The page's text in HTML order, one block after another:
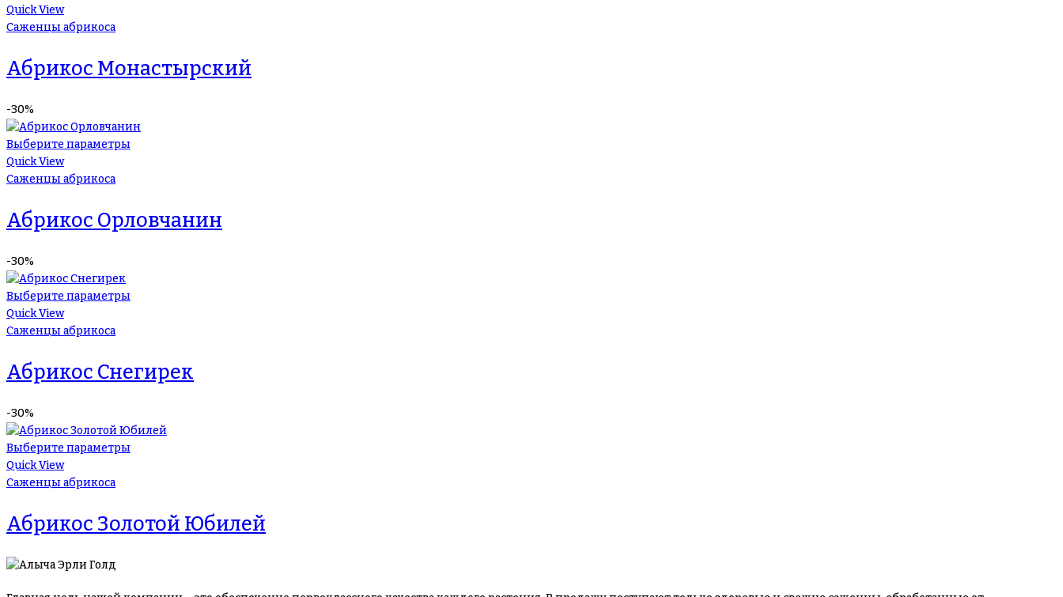
Quick View
Саженцы абрикоса
Абрикос Монастырский
-30%
Выберите параметры
Quick View
Саженцы абрикоса
Абрикос Орловчанин
-30%
Выберите параметры
Quick View
Саженцы абрикоса
Абрикос Снегирек
-30%
Выберите параметры
Quick View
Саженцы абрикоса
Абрикос Золотой Юбилей